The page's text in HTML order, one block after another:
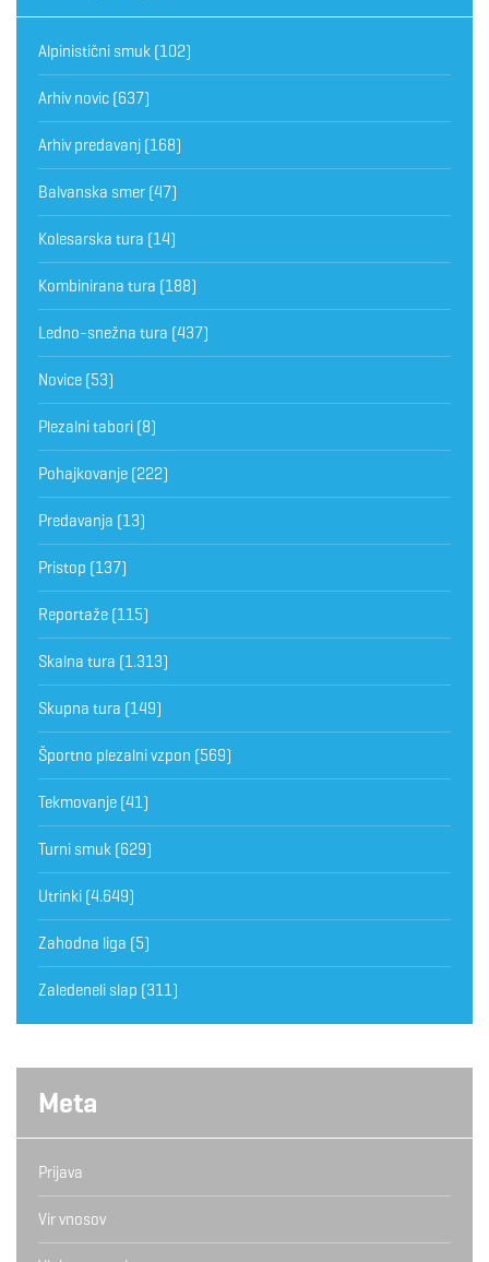
Alpinistični smuk (102)
Arhiv novic (637)
Arhiv predavanj (168)
Balvanska smer (47)
Kolesarska tura (14)
Kombinirana tura (188)
Ledno-snežna tura (437)
Novice (53)
Plezalni tabori (8)
Pohajkovanje (222)
Predavanja (13)
Pristop (137)
Reportaže (115)
Skalna tura (1.313)
Skupna tura (149)
Športno plezalni vzpon (569)
Tekmovanje (41)
Turni smuk (629)
Utrinki (4.649)
Zahodna liga (5)
Zaledeneli slap (311)
Meta
Prijava
Vir vnosov